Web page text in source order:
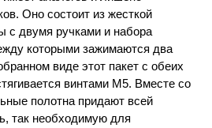
Оно состоит из жесткой
с двумя ручками и набора
которыми зажимаются два
виде этот пакет с обеих
винтами М5. Вместе со
полотна придают всей
так необходимую для